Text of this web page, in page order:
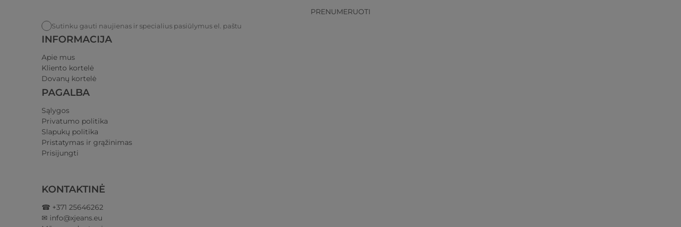
PRENUMERUOTI
Sutinku gauti naujienas ir specialius pasiūlymus el. paštu
INFORMACIJA
Apie mus
Kliento kortelė
Dovanų kortelė
PAGALBA
Sąlygos
Privatumo politika​
Slapukų politika
Pristatymas ir grąžinimas​
Prisijungti​
KONTAKTINĖ
☎ +371 25646262
✉ info@xjeans.eu